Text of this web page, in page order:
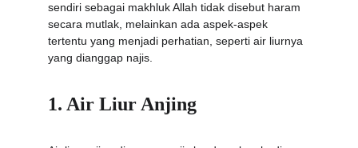
sendiri sebagai makhluk Allah tidak disebut haram
secara mutlak, melainkan ada aspek-aspek
tertentu yang menjadi perhatian, seperti air liurnya
yang dianggap najis.
1. Air Liur Anjing